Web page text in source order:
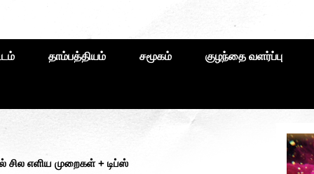
தாம்பத்தியம் சமூகம் குழந்தை வளர்ப்பு
சில எளிய முறைகள் + டிப்ஸ்